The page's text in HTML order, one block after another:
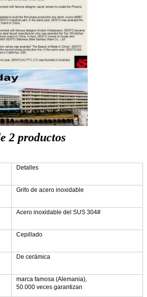
2 productos
Detalles
Grifo de acero inoxidable
Acero inoxidable del SUS 304#
Cepillado
De cerámica
marca famosa (Alemania),
50.000 veces garantizan